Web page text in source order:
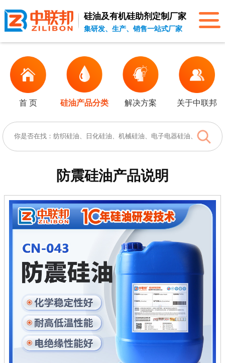
硅油及有机硅助剂 定制厂家
集研发、生产、销售一站式厂家
首 页 硅油产品分类 解决方案 关于中联邦
防震硅油产品说明